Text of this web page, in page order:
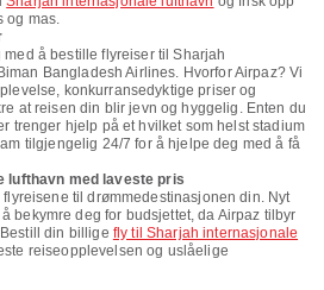
og mas.
å bestille flyreiser til Sharjah
Bangladesh Airlines. Hvorfor Airpaz? Vi
konkurransedyktige priser og
at reisen din blir jevn og hyggelig. Enten du
trenger hjelp på et hvilket som helst stadium
tilgjengelig 24/7 for å hjelpe deg med å få
lufthavn med laveste pris
til drømmedestinasjonen din. Nyt
bekymre deg for budsjettet, da Airpaz tilbyr
din billige fly til Sharjah internasjonale
reiseopplevelsen og uslåelige